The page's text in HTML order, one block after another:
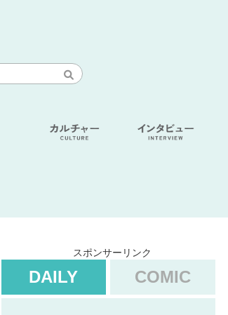
スポンサーリンク
DAILY COMIC